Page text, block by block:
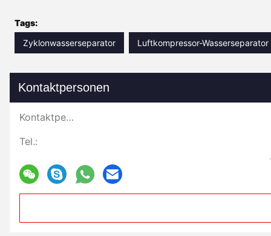
Tags:
Zyklonwasserseparator
Luftkompressor-Wasserseparator
Kontaktpersonen
Kontaktpersonen:
Tel.: